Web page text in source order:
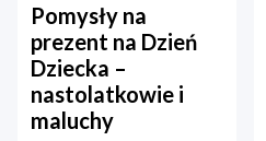
Pomysły na
prezent na Dzień
Dziecka –
nastolatkowie i
maluchy